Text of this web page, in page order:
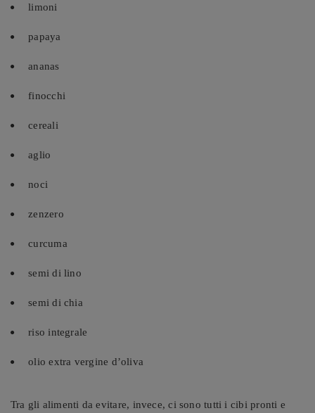
limoni
papaya
ananas
finocchi
cereali
aglio
noci
zenzero
curcuma
semi di lino
semi di chia
riso integrale
olio extra vergine d’oliva
Tra gli alimenti da evitare, invece, ci sono tutti i cibi pronti e